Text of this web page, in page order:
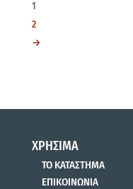
1
2
→
ΧΡΗΣΙΜΑ
ΤΟ ΚΑΤΑΣΤΗΜΑ
ΕΠΙΚΟΙΝΩΝΙΑ